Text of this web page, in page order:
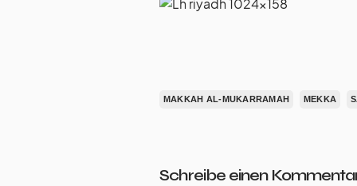
MAKKAH AL-MUKARRAMAH MEKKA
Schreibe einen